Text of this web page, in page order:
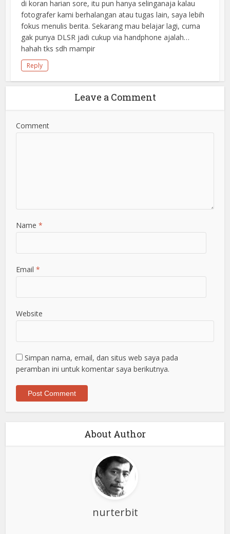
di koran harian sore, itu pun hanya selinganaja kalau
fotografer kami berhalangan atau tugas lain, saya lebih
fokus menulis berita. Sekarang mau belajar lagi, cuma
gak punya DLSR jadi cukup via handphone ajalah…
hahah tks sdh mampir
Reply
Leave a Comment
Comment
Name *
Email *
Website
Simpan nama, email, dan situs web saya pada
peramban ini untuk komentar saya berikutnya.
About Author
nurterbit